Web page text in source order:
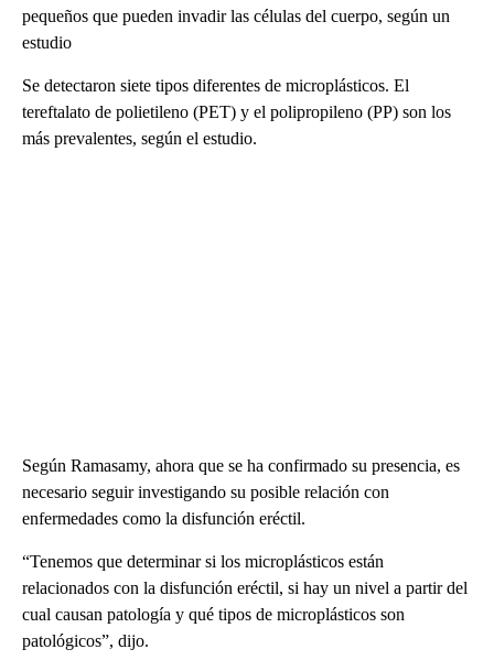
pequeños que pueden invadir las células del cuerpo, según un
estudio
Se detectaron siete tipos diferentes de microplásticos. El
tereftalato de polietileno (PET) y el polipropileno (PP) son los
más prevalentes, según el estudio.
Según Ramasamy, ahora que se ha confirmado su presencia, es
necesario seguir investigando su posible relación con
enfermedades como la disfunción eréctil.
“Tenemos que determinar si los microplásticos están
relacionados con la disfunción eréctil, si hay un nivel a partir del
cual causan patología y qué tipos de microplásticos son
patológicos”, dijo.